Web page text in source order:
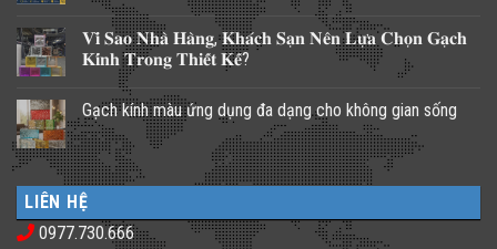
Không
bình
luận
ở
pháp
lấy
ánh
sáng
cho
nhà
phố
thiếu
sáng
tối
𝐕𝐢̀ 𝐒𝐚𝐨 𝐍𝐡𝐚̀ 𝐇𝐚̀𝐧𝐠, 𝐊𝐡𝐚́𝐜𝐡 𝐒𝐚̣𝐧 𝐍𝐞̂𝐧 𝐋𝐮̛̣𝐚 𝐂𝐡𝐨̣𝐧 𝐆𝐚̣𝐜𝐡
𝐊𝐢́𝐧𝐡 𝐓𝐫𝐨𝐧𝐠 𝐓𝐡𝐢𝐞̂́𝐭 𝐊𝐞̂́?
bình
luận
ở
𝐕𝐢̀
𝐒𝐚𝐨
𝐍𝐡𝐚̀
𝐇𝐚̀𝐧𝐠,
𝐊𝐡𝐚́𝐜𝐡
𝐒𝐚̣𝐧
𝐍𝐞̂𝐧
Gạch kính màu ứng dụng đa dạng cho không gian sống
Không
có
bình
luận
ở
Gạch
kính
màu
LIÊN HỆ
0977.730.666